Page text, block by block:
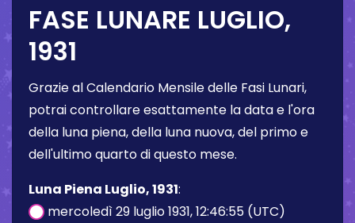
FASE LUNARE LUGLIO,
1931
Grazie al Calendario Mensile delle Fasi Lunari,
potrai controllare esattamente la data e l'ora
della luna piena, della luna nuova, del primo e
dell'ultimo quarto di questo mese.
Luna Piena Luglio, 1931:
mercoledì 29 luglio 1931, 12:46:55 (UTC)